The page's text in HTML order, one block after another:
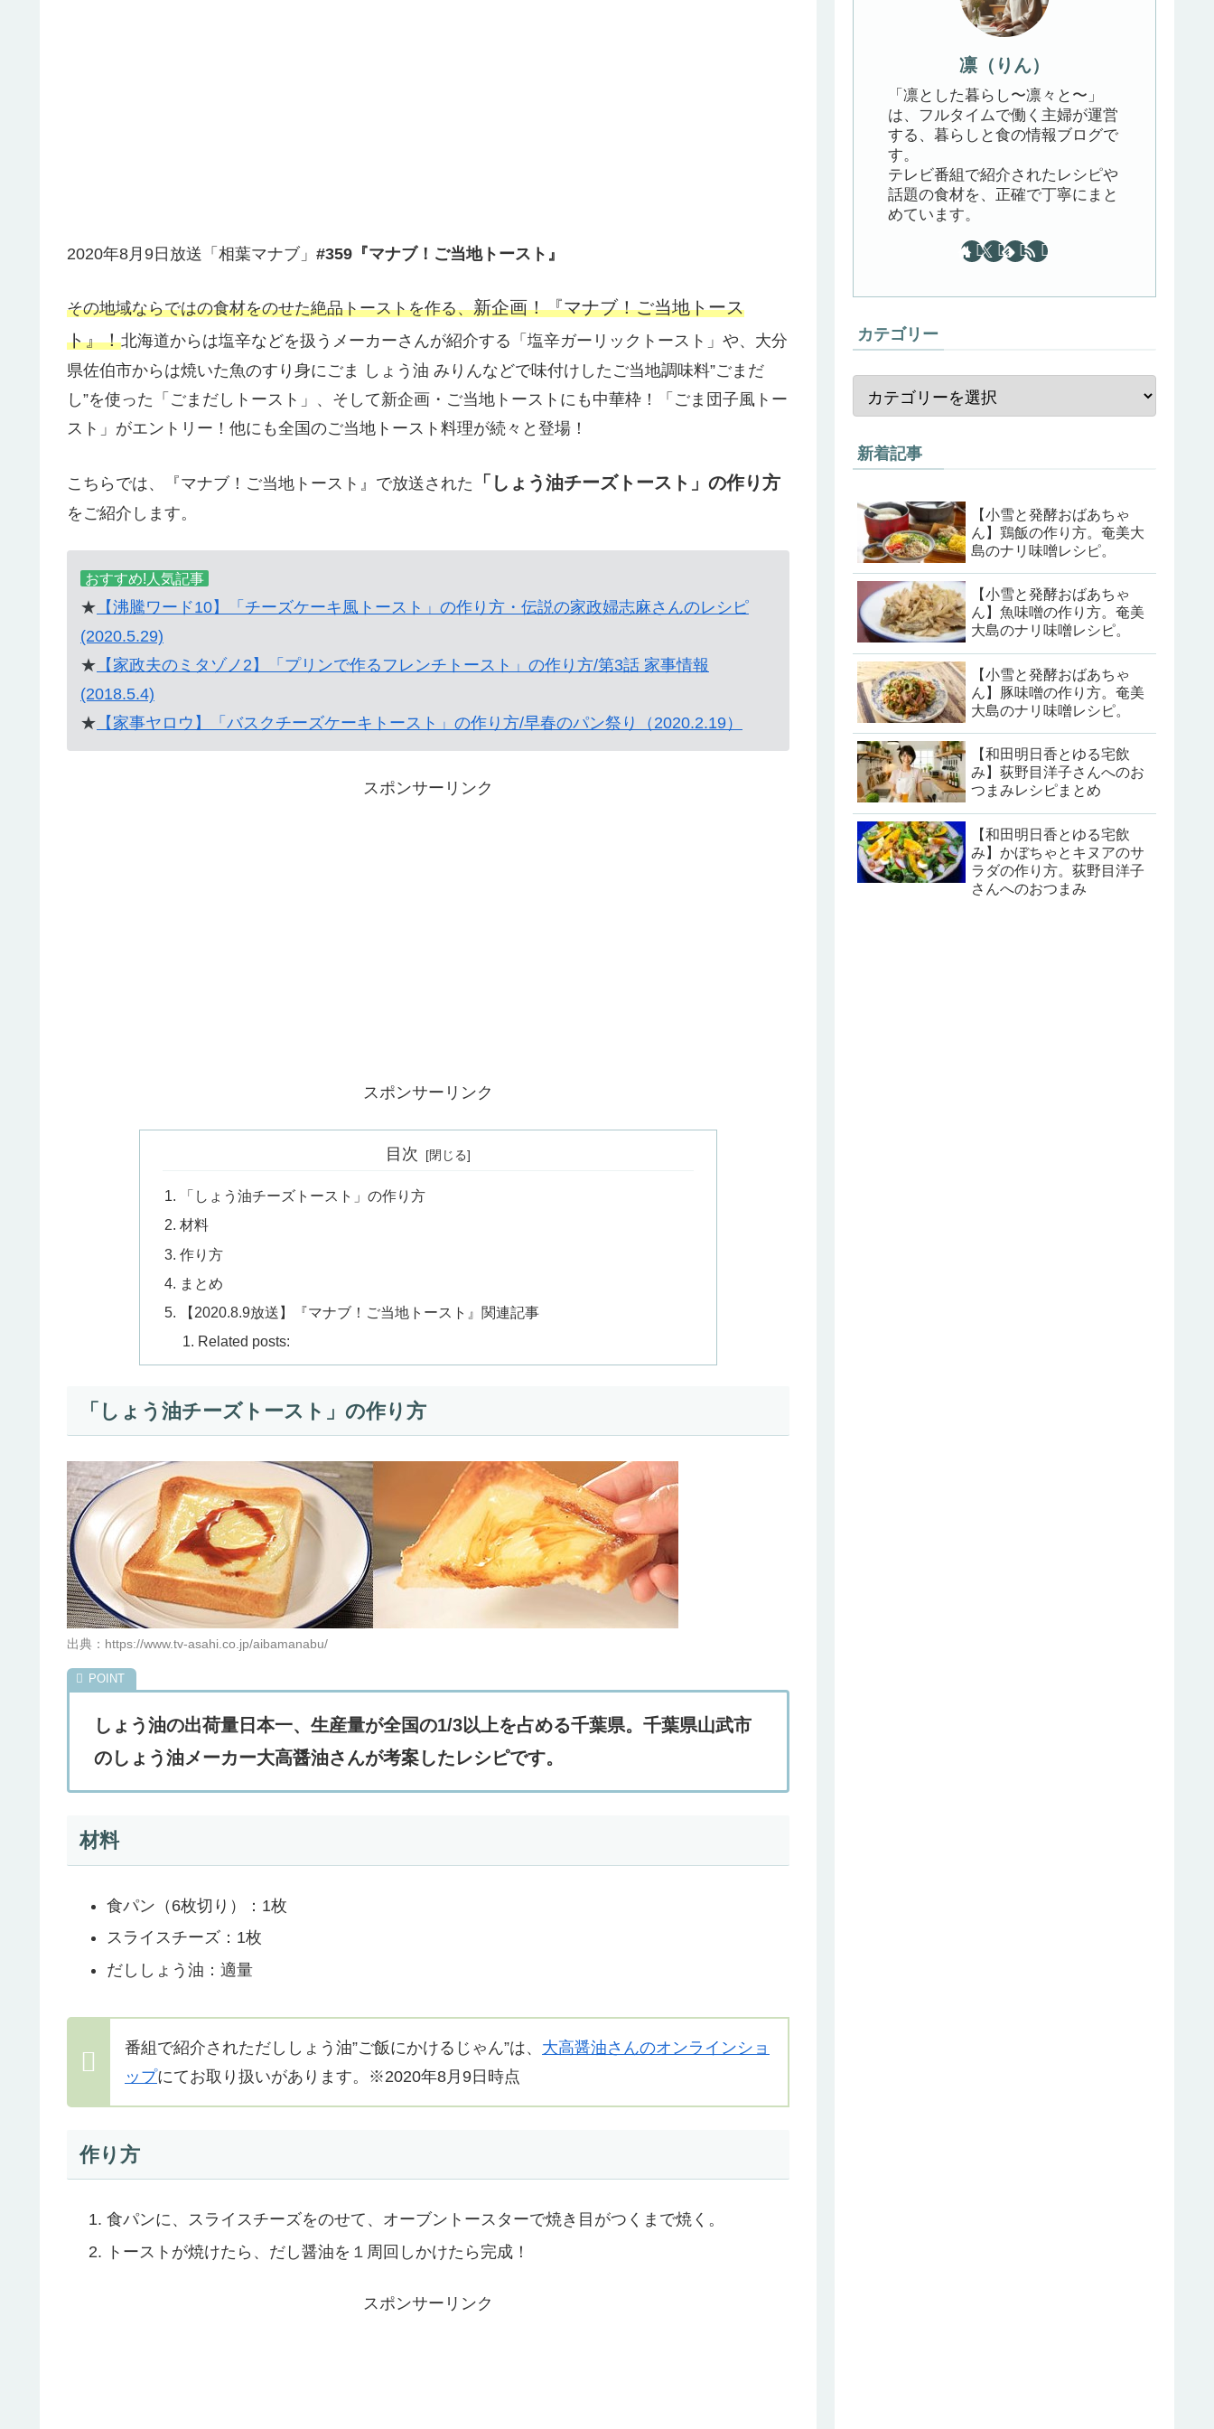
2020年8月9日放送「相葉マナブ」 #359『マナブ！ご当地トースト』
その地域ならではの食材をのせた絶品トーストを作る、新企画！『マナブ！ご当地トース
ト』！北海道からは塩辛などを扱うメーカーさんが紹介する「塩辛ガーリックトースト」や、大分
県佐伯市からは焼いた魚のすり身にごま しょう油 みりんなどで味付けしたご当地調味料”ごまだ
し”を使った「ごまだしトースト」、そして新企画・ご当地トーストにも中華枠！「ごま団子風トー
スト」がエントリー！他にも全国のご当地トースト料理が続々と登場！
こちらでは、『マナブ！ご当地トースト』で放送された 「しょう油チーズトースト」の作り方
をご紹介します。
おすすめ!人気記事
★ 【沸騰ワード10】「チーズケーキ風トースト」の作り方・伝説の家政婦志麻さんのレシピ
(2020.5.29)
★ 【家政夫のミタゾノ2】「プリンで作るフレンチトースト」の作り方/第3話 家事情報
(2018.5.4)
★ 【家事ヤロウ】「バスクチーズケーキトースト」の作り方/早春のパン祭り（2020.2.19）
スポンサーリンク
スポンサーリンク
目次
「しょう油チーズトースト」の作り方
材料
作り方
まとめ
【2020.8.9放送】『マナブ！ご当地トースト』関連記事
Related posts:
「しょう油チーズトースト」の作り方
出典：https://www.tv-asahi.co.jp/aibamanabu/
しょう油の出荷量日本一、生産量が全国の1/3以上を占める千葉県。千葉県山武市
のしょう油メーカー大高醤油さんが考案したレシピです。
材料
食パン（6枚切り）：1枚
スライスチーズ：1枚
だししょう油：適量
番組で紹介されただししょう油”ご飯にかけるじゃん”は、 大高醤油さんのオンラインショ
ップにてお取り扱いがあります。※2020年8月9日時点
作り方
食パンに、スライスチーズをのせて、オーブントースターで焼き目がつくまで焼く。
トーストが焼けたら、だし醤油を１周回しかけたら完成！
スポンサーリンク
凛（りん）
「凛とした暮らし〜凛々と〜」
は、フルタイムで働く主婦が運営
する、暮らしと食の情報ブログで
す。
テレビ番組で紹介されたレシピや
話題の食材を、正確で丁寧にまと
めています。
カテゴリー
新着記事
【小雪と発酵おばあちゃ
ん】鶏飯の作り方。奄美大
島のナリ味噌レシピ。
【小雪と発酵おばあちゃ
ん】魚味噌の作り方。奄美
大島のナリ味噌レシピ。
【小雪と発酵おばあちゃ
ん】豚味噌の作り方。奄美
大島のナリ味噌レシピ。
【和田明日香とゆる宅飲
み】荻野目洋子さんへのお
つまみレシピまとめ
【和田明日香とゆる宅飲
み】かぼちゃとキヌアのサ
ラダの作り方。荻野目洋子
さんへのおつまみ